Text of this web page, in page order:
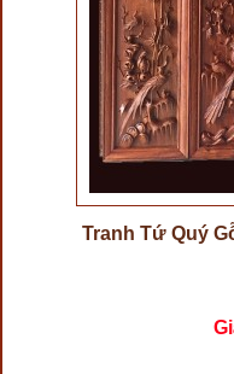
Tranh Tứ Quý